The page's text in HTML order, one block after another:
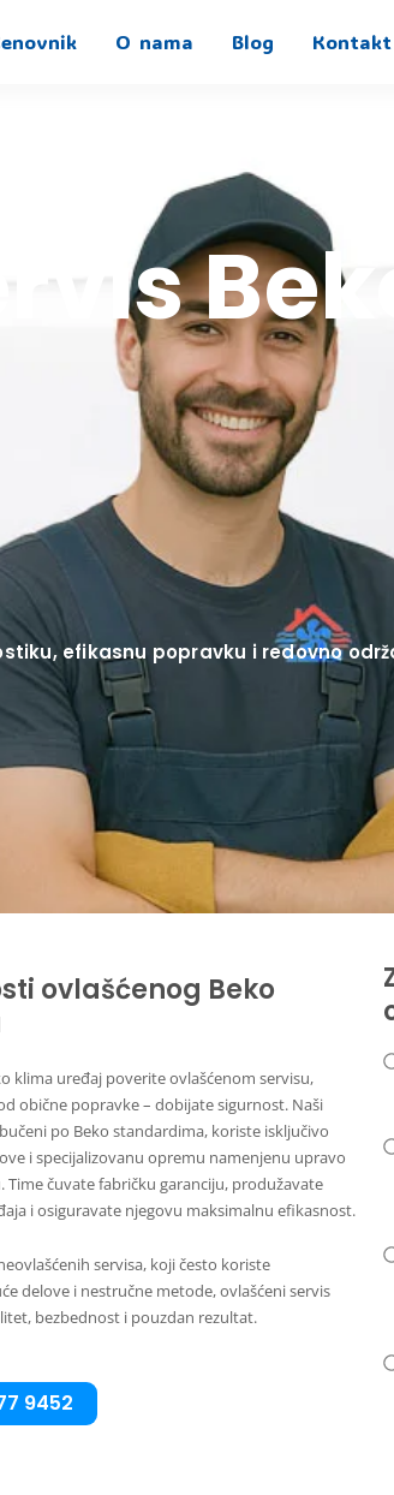
O nama Blog Kontakt
efikasnu popravku i redovno
ovlašćenog Beko
klima uređaj poverite ovlašćenom servisu,
obične popravke – dobijate sigurnost. Naši
po Beko standardima, koriste isključivo
i specijalizovanu opremu namenjenu upravo
Time čuvate fabričku garanciju, produžavate
i osiguravate njegovu maksimalnu efikasnost.
servisa, koji često koriste
delove i nestručne metode, ovlašćeni servis
bezbednost i pouzdan rezultat.
9452